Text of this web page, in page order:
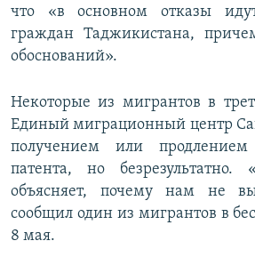
что «в основном отказы
граждан Таджикистана,
обоснований».
Некоторые из мигрантов в
Единый миграционный центр
получением или продлением
патента, но
объясняет, почему нам не
сообщил один из мигрантов в
8 мая.